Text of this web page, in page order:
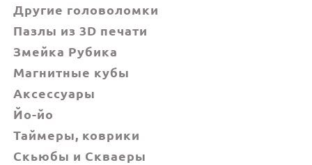
Другие головоломки
Пазлы из 3D печати
Змейка Рубика
Магнитные кубы
Аксессуары
Йо-йо
Таймеры, коврики
Скьюбы и Скваеры